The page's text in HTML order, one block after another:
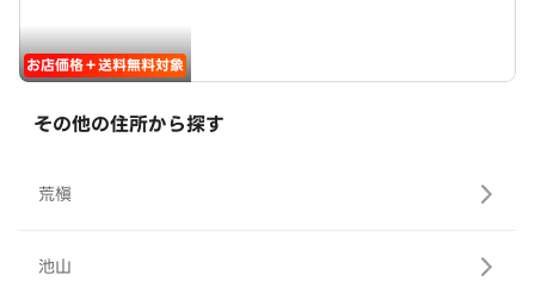
お店価格＋送料無料対象
その他の住所から探す
荒槇
池山